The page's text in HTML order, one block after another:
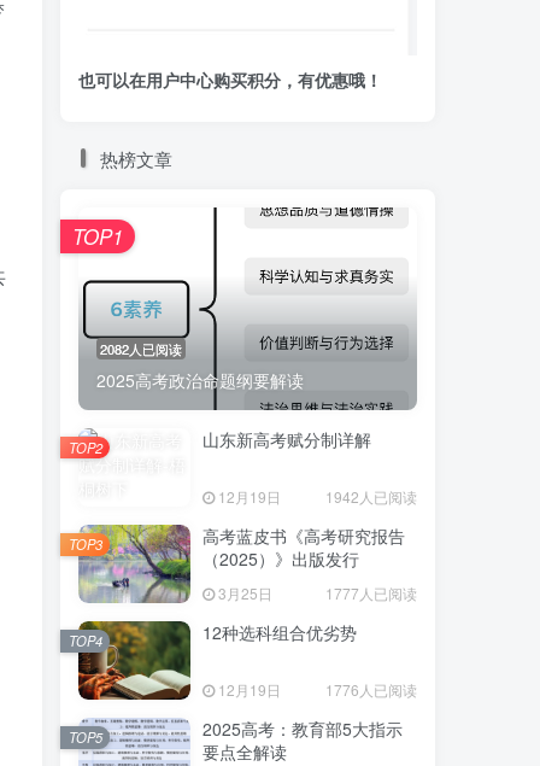
也可以在用户中心购买积分，有优惠哦！
热榜文章
2082人已阅读
2025高考政治命题纲要解读
TOP1
山东新高考赋分制详解
12月19日 1942人已阅读
TOP2
高考蓝皮书《高考研究报告
（2025）》出版发行
3月25日 1777人已阅读
TOP3
12种选科组合优劣势
12月19日 1776人已阅读
TOP4
2025高考：教育部5大指示
要点全解读
TOP5